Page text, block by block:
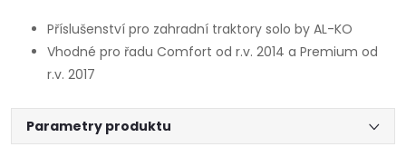
Příslušenství pro zahradní traktory solo by AL-KO
Vhodné pro řadu Comfort od r.v. 2014 a Premium od
r.v. 2017
Parametry produktu